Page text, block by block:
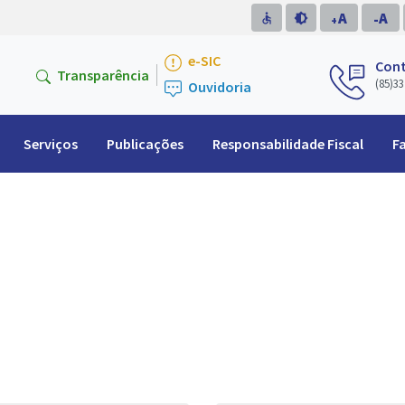
accessible brightness_medium A
+ A
-
Transparência
e-SIC
Ouvidoria
Serviços Publicações Responsabilidade Fiscal